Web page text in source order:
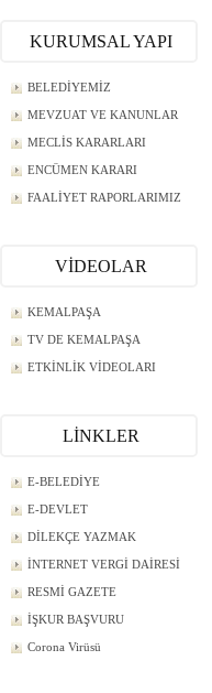
KURUMSAL YAPI
BELEDİYEMİZ
MEVZUAT VE KANUNLAR
MECLİS KARARLARI
ENCÜMEN KARARI
FAALİYET RAPORLARIMIZ
VİDEOLAR
KEMALPAŞA
TV DE KEMALPAŞA
ETKİNLİK VİDEOLARI
LİNKLER
E-BELEDİYE
E-DEVLET
DİLEKÇE YAZMAK
İNTERNET VERGİ DAİRESİ
RESMİ GAZETE
İŞKUR BAŞVURU
Corona Virüsü